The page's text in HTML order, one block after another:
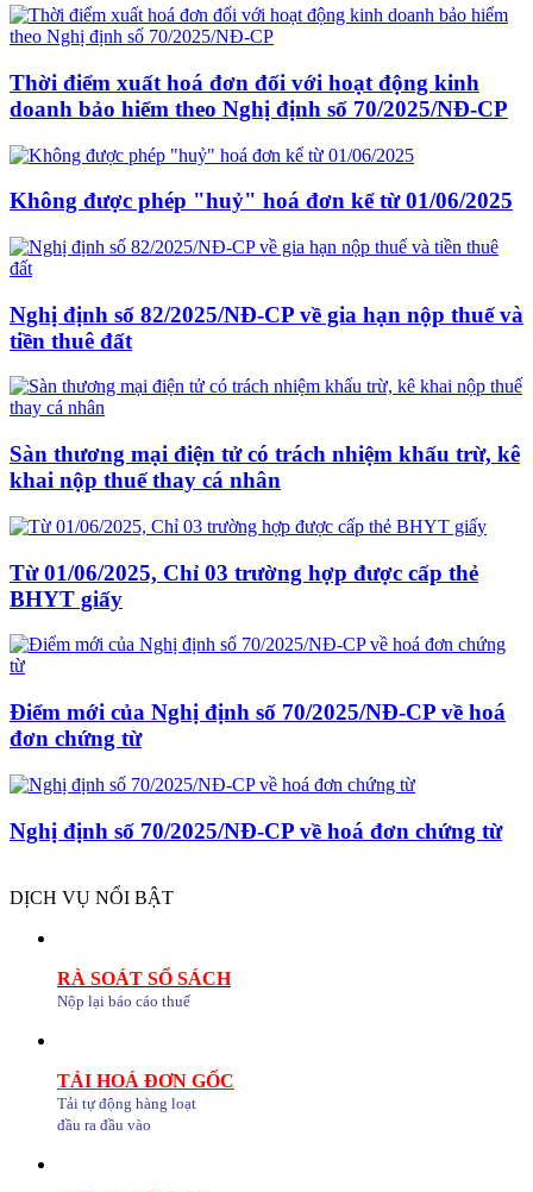
Thời điểm xuất hoá đơn đối với hoạt động kinh
doanh bảo hiểm theo Nghị định số 70/2025/NĐ-CP
Không được phép "huỷ" hoá đơn kể từ 01/06/2025
Nghị định số 82/2025/NĐ-CP về gia hạn nộp thuế và
tiền thuê đất
Sàn thương mại điện tử có trách nhiệm khấu trừ, kê
khai nộp thuế thay cá nhân
Từ 01/06/2025, Chỉ 03 trường hợp được cấp thẻ
BHYT giấy
Điểm mới của Nghị định số 70/2025/NĐ-CP về hoá
đơn chứng từ
Nghị định số 70/2025/NĐ-CP về hoá đơn chứng từ
DỊCH VỤ NỔI BẬT
RÀ SOÁT SỔ SÁCH
Nộp lại báo cáo thuế
TẢI HOÁ ĐƠN GỐC
Tải tự động hàng loạt
đầu ra đầu vào